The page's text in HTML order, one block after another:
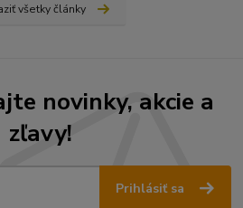
všetky články
novinky, akcie a
zľavy!
Prihlásiť sa